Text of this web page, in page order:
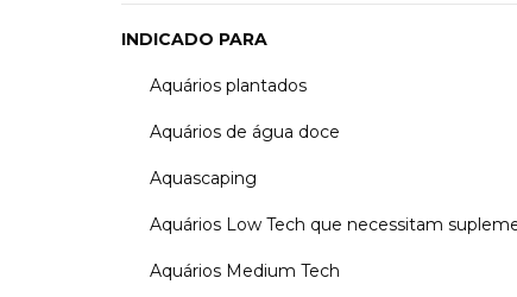
INDICADO PARA
Aquários plantados
Aquários de água doce
Aquascaping
Aquários Low Tech que necessitam
Aquários Medium Tech